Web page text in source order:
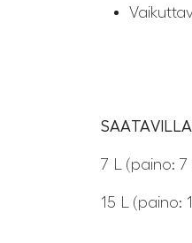
7 L (paino:
15 L (paino: